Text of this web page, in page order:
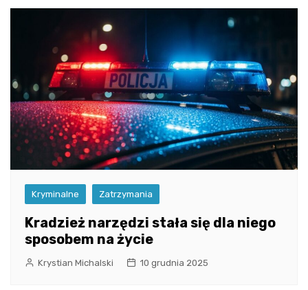
Kryminalne Zatrzymania
Kradzież narzędzi stała się dla niego
sposobem na życie
Krystian Michalski 10 grudnia 2025